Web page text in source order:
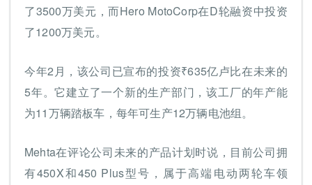
了3500万美元，而Hero MotoCorp在D轮融资中投资
了1200万美元。
今年2月，该公司已宣布的投资₹635亿卢比在未来的
5年。它建立了一个新的生产部门，该工厂的年产能
为11万辆踏板车，每年可生产12万辆电池组。
Mehta在评论公司未来的产品计划时说，目前公司拥
有450X和450 Plus型号，属于高端电动两轮车领